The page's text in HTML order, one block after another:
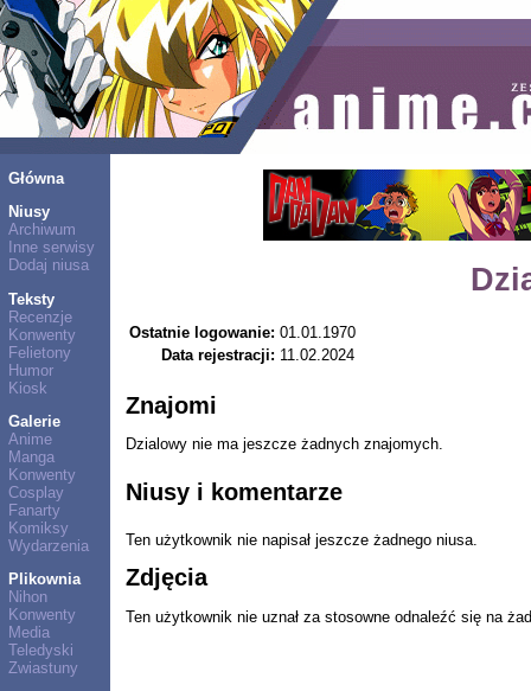
Główna
Niusy
Archiwum
Inne serwisy
Dodaj niusa
Teksty
Recenzje
Konwenty
Felietony
Humor
Kiosk
Galerie
Anime
Manga
Konwenty
Cosplay
Fanarty
Komiksy
Wydarzenia
Plikownia
Nihon
Konwenty
Media
Teledyski
Zwiastuny
Ostatnie logowanie: 01.01.1970
Data rejestracji: 11.02.2024
Znajomi
Dzialowy nie ma jeszcze żadnych znajomych.
Niusy i komentarze
Ten użytkownik nie napisał jeszcze żadnego niusa.
Zdjęcia
Ten użytkownik nie uznał za stosowne odnaleźć się na